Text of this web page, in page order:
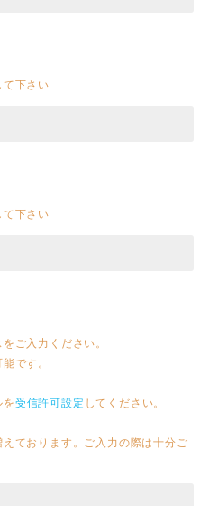
下さい
下さい
ご入力ください。
です。
受信許可設定 してください。
ております。ご入力の際は十分ご